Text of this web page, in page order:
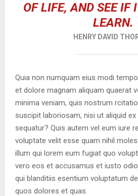
OF LIFE, AND SEE IF
LEARN.
HENRY DAVID
Quia non numquam eius modi
et dolore magnam aliquam quaerat
minima veniam, quis nostrum
suscipit laboriosam, nisi ut aliquid
sequatur? Quis autem vel eum iure
voluptate velit esse quam nihil
illum qui lorem eum fugiat quo
vero eos et accusamus et iusto
qui blanditiis esentium voluptatum
quos dolores et quas.